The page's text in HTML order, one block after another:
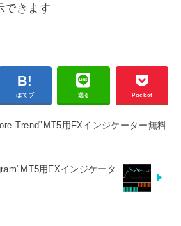
できます
はてブ 送る Pocket
Trend"MT5用FXインジケーター無料
用FXインジケータ